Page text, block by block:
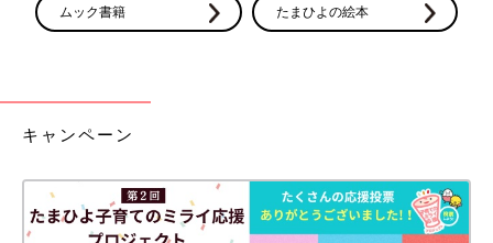
ムック書籍 たまひよの絵本
キャンペーン